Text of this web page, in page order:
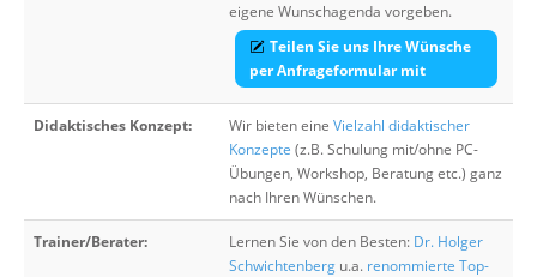
eigene Wunschagenda vorgeben.
Teilen Sie uns Ihre Wünsche
per Anfrageformular mit
Didaktisches Konzept: Wir bieten eine Vielzahl didaktischer
Konzepte (z.B. Schulung mit/ohne PC-
Übungen, Workshop, Beratung etc.) ganz
nach Ihren Wünschen.
Trainer/Berater: Lernen Sie von den Besten: Dr. Holger
Schwichtenberg u.a. renommierte Top-